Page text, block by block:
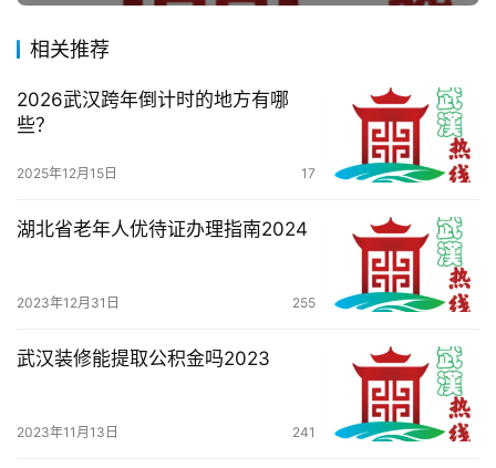
科
技
观
察
于
我
务
相关推荐
2026武汉跨年倒计时的地方有哪
些？
2025年12月15日 17
湖北省老年人优待证办理指南2024
2023年12月31日 255
武汉装修能提取公积金吗2023
2023年11月13日 241